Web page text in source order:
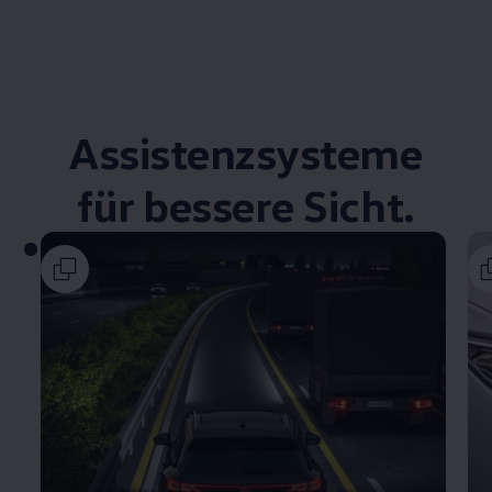
Assistenzsysteme
für bessere Sicht.